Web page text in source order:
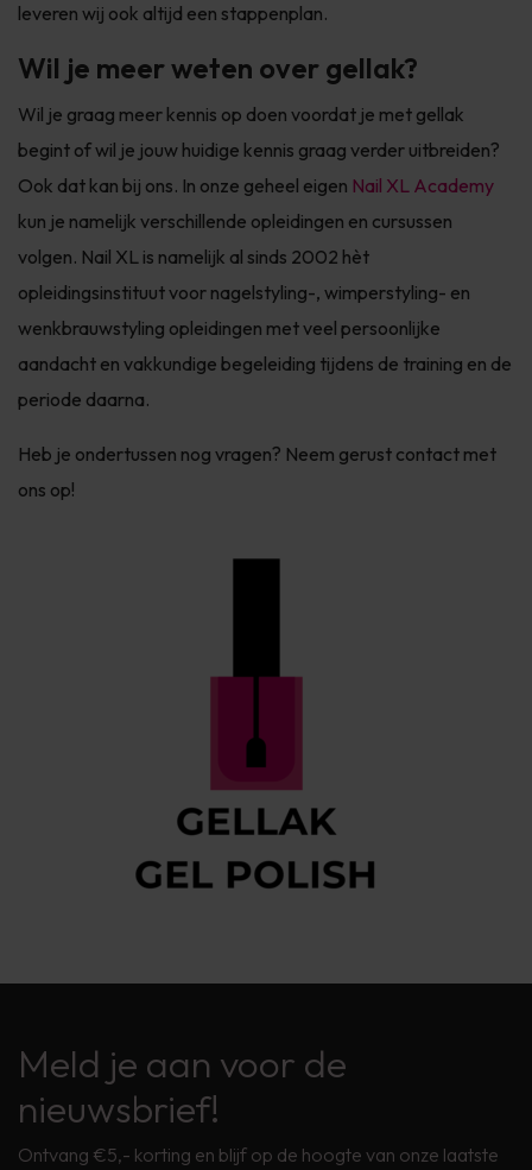
leveren wij ook altijd een stappenplan.
Wil je meer weten over gellak?
Wil je graag meer kennis op doen voordat je met gellak
begint of wil je jouw huidige kennis graag verder uitbreiden?
Ook dat kan bij ons. In onze geheel eigen Nail XL Academy
kun je namelijk verschillende opleidingen en cursussen
volgen. Nail XL is namelijk al sinds 2002 hèt
opleidingsinstituut voor nagelstyling-, wimperstyling- en
wenkbrauwstyling opleidingen met veel persoonlijke
aandacht en vakkundige begeleiding tijdens de training en de
periode daarna.
Heb je ondertussen nog vragen? Neem gerust contact met
ons op!
Meld je aan voor de
nieuwsbrief!
Ontvang €5,- korting en blijf op de hoogte van onze laatste